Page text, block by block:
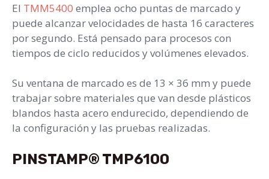
El TMM5400 emplea ocho puntas de marcado y
puede alcanzar velocidades de hasta 16 caracteres
por segundo. Está pensado para procesos con
tiempos de ciclo reducidos y volúmenes elevados.
Su ventana de marcado es de 13 × 36 mm y puede
trabajar sobre materiales que van desde plásticos
blandos hasta acero endurecido, dependiendo de
la configuración y las pruebas realizadas.
PINSTAMP® TMP6100